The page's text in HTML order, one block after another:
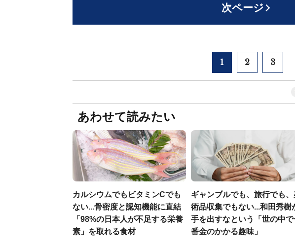
次ページ
1 2 3
あわせて読みたい
カルシウムでもビタミンCでも
ない...骨密度と認知機能に直結
「98%の日本人が不足する栄養
素」を取れる食材
ギャンブルでも、旅行でも、
術品収集でもない...和田秀樹
手を出すなという「世の中で
番金のかかる趣味」